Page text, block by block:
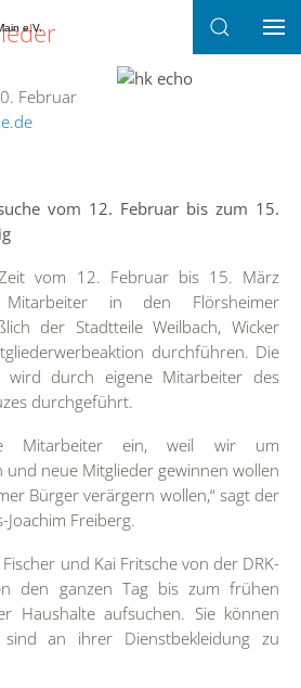
e.V.
Februar
vom 12. Februar bis zum 15.
vom 12. Februar bis 15. März
Mitarbeiter in den Flörsheimer
der Stadtteile Weilbach, Wicker
durchführen. Die
wird durch eigene Mitarbeiter des
durchgeführt.
Mitarbeiter ein, weil wir um
neue Mitglieder gewinnen wollen
Bürger verärgern wollen,“ sagt der
Joachim Freiberg.
und Kai Fritsche von der DRK-
den ganzen Tag bis zum frühen
Haushalte aufsuchen. Sie können
an ihrer Dienstbekleidung zu